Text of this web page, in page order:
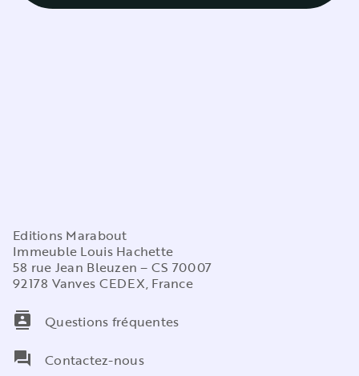
Editions Marabout
Immeuble Louis Hachette
58 rue Jean Bleuzen – CS 70007
92178 Vanves CEDEX, France
contacts
Questions fréquentes
question_answer
Contactez-nous